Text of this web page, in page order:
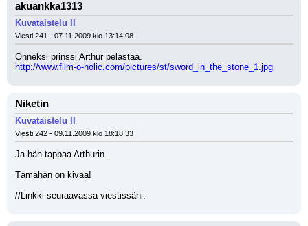
akuankka1313
Kuvataistelu II
Viesti 241 - 07.11.2009 klo 13:14:08
Onneksi prinssi Arthur pelastaa.
http://www.film-o-holic.com/pictures/st/sword_in_the_stone_1.jpg
Niketin
Kuvataistelu II
Viesti 242 - 09.11.2009 klo 18:18:33
Ja hän tappaa Arthurin.
Tämähän on kivaa!
//Linkki seuraavassa viestissäni.